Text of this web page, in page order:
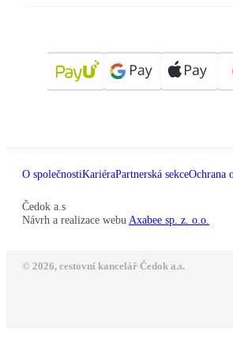
O společnostiKariéraPartnerská sekceOchrana
Čedok a.s
Návrh a realizace webu Axabee sp. z. o.o.
© 2026, cestovní kancelář Čedok a.s.